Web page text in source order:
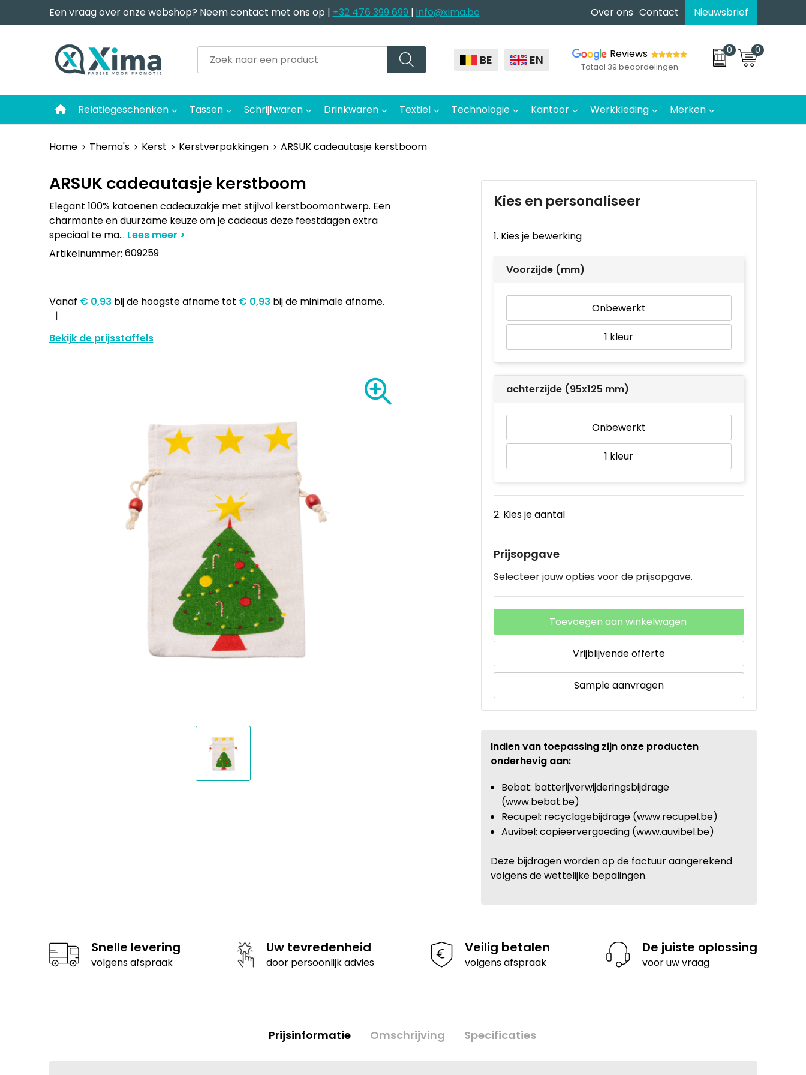
Een vraag over onze webshop? Neem contact met ons op | +32 476 399 699 | info@xima.be Over ons Contact Nieuwsbrief
BE EN Reviews
Totaal 39 beoordelingen
0 0
Relatiegeschenken Tassen Schrijfwaren Drinkwaren Textiel Technologie Kantoor Werkkleding Merken
Home Thema's Kerst Kerstverpakkingen ARSUK cadeautasje kerstboom
ARSUK cadeautasje kerstboom
Elegant 100% katoenen cadeauzakje met stijlvol kerstboomontwerp. Een
charmante en duurzame keuze om je cadeaus deze feestdagen extra
speciaal te ma...
Artikelnummer: 609259
Vanaf € 0,93 bij de hoogste afnametot € 0,93 bij de minimale afname.
Bekijk de prijsstaffels
Kies en personaliseer
1. Kies je bewerking
Voorzijde (mm)
Onbewerkt
1
achterzijde (95x125 mm)
Onbewerkt
1
2. Kies je aantal
Prijsopgave
Selecteer jouw opties voor de prijsopgave.
Toevoegen aan winkelwagen
Vrijblijvende offerte
Sample aanvragen
Indien van toepassing zijn onze producten
onderhevig aan:
Bebat: batterijverwijderingsbijdrage
(www.bebat.be)
Recupel: recyclagebijdrage (www.recupel.be)
Auvibel: copieervergoeding (www.auvibel.be)
Deze bijdragen worden op de factuur aangerekend
volgens de wettelijke bepalingen.
Snelle levering
volgens afspraak
Uw tevredenheid
door persoonlijk advies
Veilig betalen
volgens afspraak
De juiste oplossing
voor uw vraag
Prijsinformatie Omschrijving Specificaties